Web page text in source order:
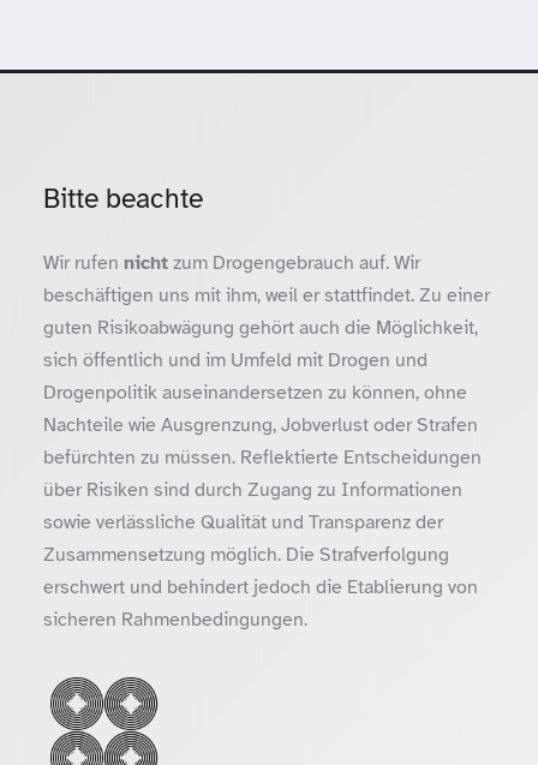
Bitte beachte
Wir rufen nichtzum Drogengebrauch auf. Wir
beschäftigen uns mit ihm, weil er stattfindet. Zu einer
guten Risikoabwägung gehört auch die Möglichkeit,
sich öffentlich und im Umfeld mit Drogen und
Drogenpolitik auseinandersetzen zu können, ohne
Nachteile wie Ausgrenzung, Jobverlust oder Strafen
befürchten zu müssen. Reflektierte Entscheidungen
über Risiken sind durch Zugang zu Informationen
sowie verlässliche Qualität und Transparenz der
Zusammensetzung möglich. Die Strafverfolgung
erschwert und behindert jedoch die Etablierung von
sicheren Rahmenbedingungen.